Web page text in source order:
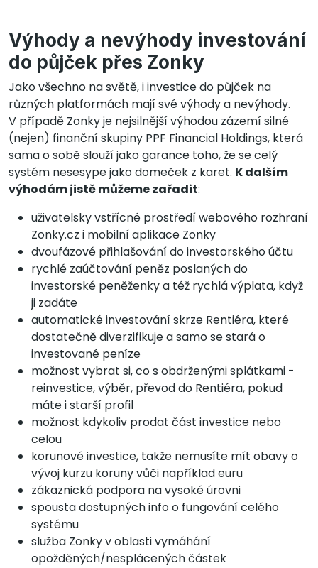
Výhody a nevýhody investování
do půjček přes Zonky
Jako všechno na světě, i investice do půjček na
různých platformách mají své výhody a nevýhody.
V případě Zonky je nejsilnější výhodou zázemí silné
(nejen) finanční skupiny PPF Financial Holdings, která
sama o sobě slouží jako garance toho, že se celý
systém nesesype jako domeček z karet. K dalším
výhodám jistě můžeme zařadit:
uživatelsky vstřícné prostředí webového rozhraní
Zonky.cz i mobilní aplikace Zonky
dvoufázové přihlašování do investorského účtu
rychlé zaúčtování peněz poslaných do
investorské peněženky a též rychlá výplata, když
ji zadáte
automatické investování skrze Rentiéra, které
dostatečně diverzifikuje a samo se stará o
investované peníze
možnost vybrat si, co s obdrženými splátkami -
reinvestice, výběr, převod do Rentiéra, pokud
máte i starší profil
možnost kdykoliv prodat část investice nebo
celou
korunové investice, takže nemusíte mít obavy o
vývoj kurzu koruny vůči například euru
zákaznická podpora na vysoké úrovni
spousta dostupných info o fungování celého
systému
služba Zonky v oblasti vymáhání
opožděných/nesplácených částek